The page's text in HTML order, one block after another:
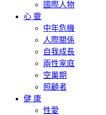
國際人物
心 靈
中年危機
人際關係
自我成長
兩性家庭
空巢期
照顧者
健 康
性愛